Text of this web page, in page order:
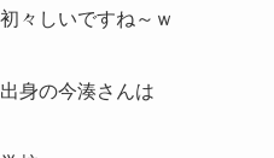
々しいですね～ｗ
身の今湊さんは